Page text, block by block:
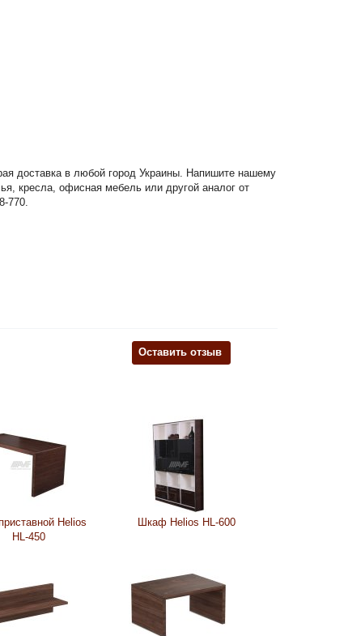
доставка в любой город Украины. Напишите нашему
кресла, офисная мебель или другой аналог от
770.
Оставить отзыв
Helios
HL-450
Шкаф Helios HL-600